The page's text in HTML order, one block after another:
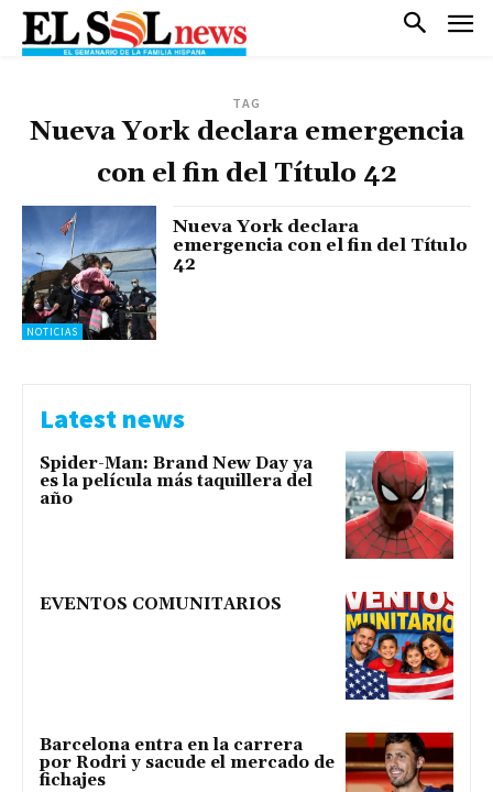
TAG
Nueva York declara emergencia
con el fin del Título 42
NOTICIAS
Nueva York declara
emergencia con el fin del Título
42
Latest news
Spider-Man: Brand New Day ya
es la película más taquillera del
año
EVENTOS COMUNITARIOS
Barcelona entra en la carrera
por Rodri y sacude el mercado de
fichajes